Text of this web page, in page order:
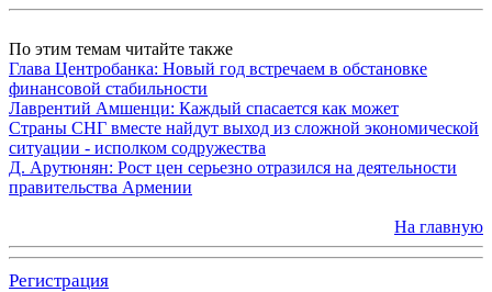
По этим темам читайте также
Глава Центробанка: Новый год встречаем в обстановке
финансовой стабильности
Лаврентий Амшенци: Каждый спасается как может
Страны СНГ вместе найдут выход из сложной экономической
ситуации - исполком содружества
Д. Арутюнян: Рост цен серьезно отразился на деятельности
правительства Армении
На главную
Регистрация